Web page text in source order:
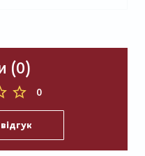
(0)
0